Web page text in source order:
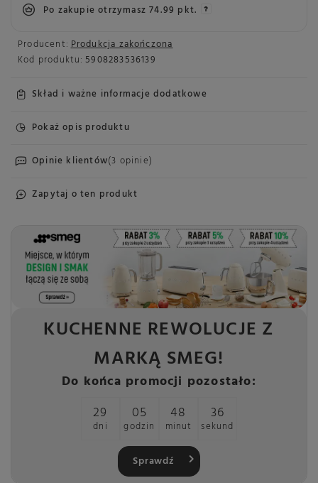
Producent: Produkcja zakończona
Kod produktu: 5908283536139
Skład i ważne informacje dodatkowe
Pokaż opis produktu
Opinie klientów(3 opinie)
Zapytaj o ten produkt
Po zakupie otrzymasz74.99 pkt.
KUCHENNE REWOLUCJE Z
MARKĄ SMEG!
Do końca promocji pozostało:
29
dni
05
godzin
48
minut
35
sekund
Sprawdź